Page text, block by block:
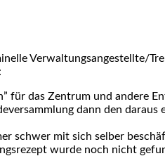
Verwaltungsangestellte/
für das Zen­trum und ande­re
dann den
schwer mit sich sel­ber
wur­de noch nicht